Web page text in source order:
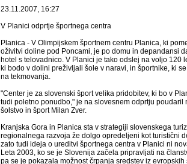
23.11.2007, 16:27
V Planici odprtje športnega centra
Planica - V Olimpijskem športnem centru Planica, ki
oživitvi doline pod Poncami, je po domu in depandansi
hotel s telovadnico. V Planici je tako odslej na voljo 120
ki bodo v dolini preživljali šole v naravi, in športnike, ki
na tekmovanja.
"Center je za slovenski šport velika pridobitev, ki bo v
tudi poletno ponudbo," je na slovesnem odprtju poudaril
šolstvo in šport Milan Zver.
Kranjska Gora in Planica sta v strategiji slovenskega
regionalnega razvoja že dolgo opredeljeni kot turistični
zato tudi ideja o ureditvi športnega centra v Planici ni
Leta 2003, ko se je Slovenija začela pripravljati na
pa se je pokazala možnost črpanja sredstev iz evropskih